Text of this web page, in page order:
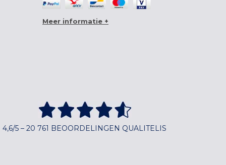
Meer informatie +
4,6/5 – 20 761 BEOORDELINGEN QUALITELIS